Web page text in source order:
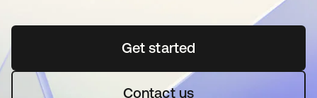
Get startedse abre en una pestaña
Contact us